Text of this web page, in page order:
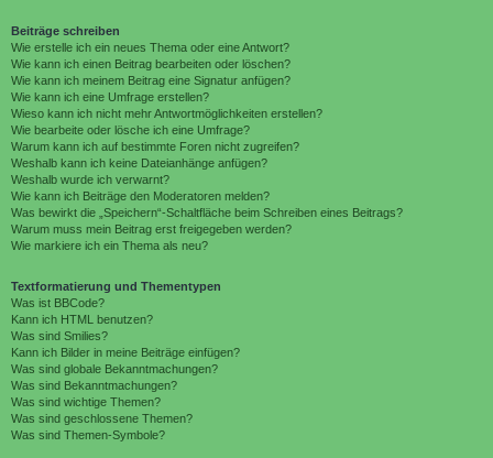
Beiträge schreiben
Wie erstelle ich ein neues Thema oder eine Antwort?
Wie kann ich einen Beitrag bearbeiten oder löschen?
Wie kann ich meinem Beitrag eine Signatur anfügen?
Wie kann ich eine Umfrage erstellen?
Wieso kann ich nicht mehr Antwortmöglichkeiten erstellen?
Wie bearbeite oder lösche ich eine Umfrage?
Warum kann ich auf bestimmte Foren nicht zugreifen?
Weshalb kann ich keine Dateianhänge anfügen?
Weshalb wurde ich verwarnt?
Wie kann ich Beiträge den Moderatoren melden?
Was bewirkt die „Speichern“-Schaltfläche beim Schreiben eines Beitrags?
Warum muss mein Beitrag erst freigegeben werden?
Wie markiere ich ein Thema als neu?
Textformatierung und Thementypen
Was ist BBCode?
Kann ich HTML benutzen?
Was sind Smilies?
Kann ich Bilder in meine Beiträge einfügen?
Was sind globale Bekanntmachungen?
Was sind Bekanntmachungen?
Was sind wichtige Themen?
Was sind geschlossene Themen?
Was sind Themen-Symbole?